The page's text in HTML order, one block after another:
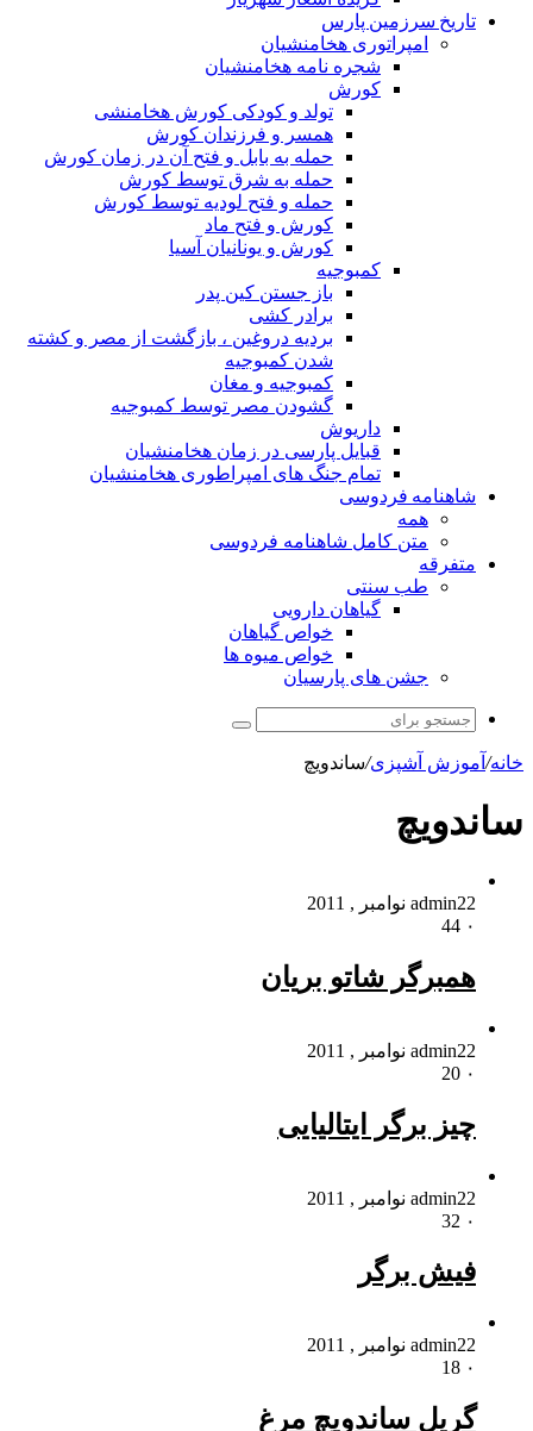
تاریخ سرزمین پارس
امپراتوری هخامنشیان
شجره نامه هخامنشیان
کورش
تولد و کودکی کورش هخامنشی
همسر و فرزندان کورش
حمله به بابل و فتح آن در زمان کورش
حمله به شرق توسط کورش
حمله و فتح لودیه توسط کورش
کورش و فتح ماد
کورش و یونانیان آسیا
کمبوجیه
باز جستن کین پدر
برادر کشی
بردیه دروغین ، بازگشت از مصر و کشته
شدن کمبوجیه
کمبوجیه و مغان
گشودن مصر توسط کمبوجیه
داریوش
قبایل پارسی در زمان هخامنشیان
تمام جنگ های امپراطوری هخامنشیان
شاهنامه فردوسی
همه
متن کامل شاهنامه فردوسی
متفرقه
طب سنتی
گیاهان دارویی
خواص گیاهان
خواص میوه ها
جشن های پارسیان
جستجو
خانه/ آموزش آشپزی/ساندویچ
ساندویچ
admin22 نوامبر , 2011
۰
همبرگر شاتو بریان
admin22 نوامبر , 2011
۰
چیز برگر ایتالیایی
admin22 نوامبر , 2011
۰
فیش برگر
admin22 نوامبر , 2011
۰
گریل ساندویچ مرغ